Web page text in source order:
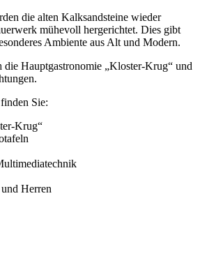
die alten Kalksandsteine wieder
mühevoll hergerichtet. Dies gibt
Ambiente aus Alt und Modern.
die Hauptgastronomie „Kloster-Krug“ und
Sie:
Krug“
Herren